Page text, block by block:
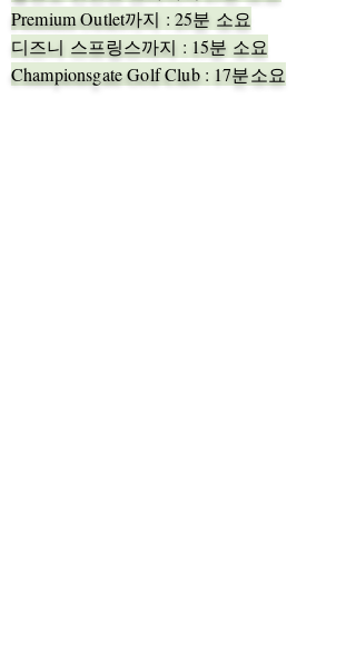
Premium Outlet까지 : 25분 소요
​디즈니 스프링스까지 : 15분 소요
Championsgate Golf Club : 17분소요